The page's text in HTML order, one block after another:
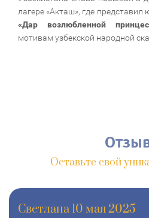
лагере «Акташ», где
«Дар возлюбленной
мотивам узбекской народной
Оставьте свой
Светлана 10 мая 2025